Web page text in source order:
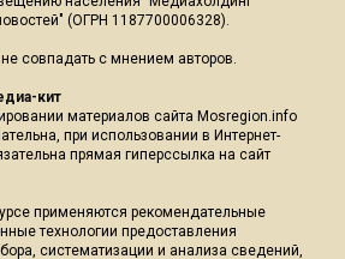
(ОГРН 1187700006328).
совпадать с мнением авторов.
кит
материалов сайта Mosregion.info
при использовании в Интернет-
прямая гиперссылка на сайт
применяются рекомендательные
технологии предоставления
систематизации и анализа сведений,